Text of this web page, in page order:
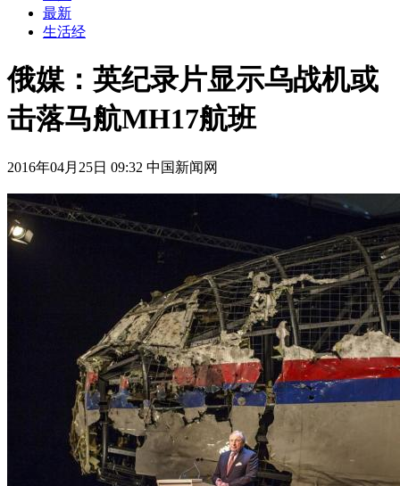
最新
生活经
俄媒：英纪录片显示乌战机或
击落马航MH17航班
2016年04月25日 09:32 中国新闻网